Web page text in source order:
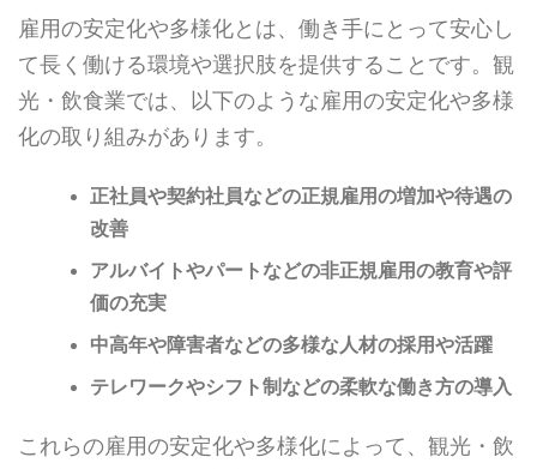
雇用の安定化や多様化とは、働き手にとって安心し
て長く働ける環境や選択肢を提供することです。観
光・飲食業では、以下のような雇用の安定化や多様
化の取り組みがあります。
正社員や契約社員などの正規雇用の増加や待遇の
改善
アルバイトやパートなどの非正規雇用の教育や評
価の充実
中高年や障害者などの多様な人材の採用や活躍
テレワークやシフト制などの柔軟な働き方の導入
これらの雇用の安定化や多様化によって、観光・飲